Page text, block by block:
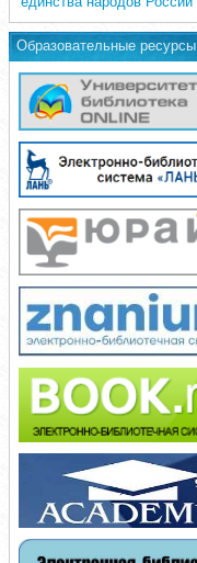
Образовательные ресурсы